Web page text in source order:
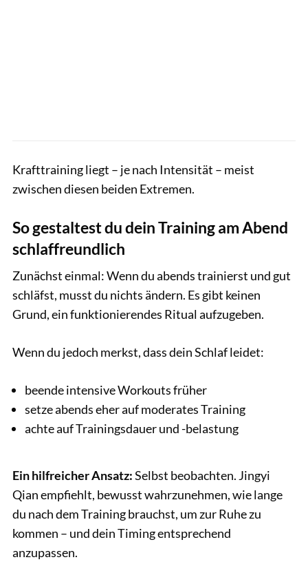
Krafttraining liegt – je nach Intensität – meist
zwischen diesen beiden Extremen.
So gestaltest du dein Training am Abend
schlaffreundlich
Zunächst einmal: Wenn du abends trainierst und gut
schläfst, musst du nichts ändern. Es gibt keinen
Grund, ein funktionierendes Ritual aufzugeben.
Wenn du jedoch merkst, dass dein Schlaf leidet:
beende intensive Workouts früher
setze abends eher auf moderates Training
achte auf Trainingsdauer und -belastung
Ein hilfreicher Ansatz:Selbst beobachten. Jingyi
Qian empfiehlt, bewusst wahrzunehmen, wie lange
du nach dem Training brauchst, um zur Ruhe zu
kommen – und dein Timing entsprechend
anzupassen.